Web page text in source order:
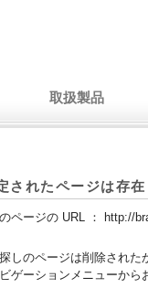
取扱製品
されたページは存
ページの URL ： http://
しのページは削除された
ゲーションメニューから